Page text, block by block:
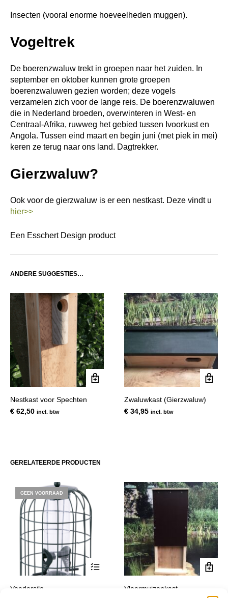
Insecten (vooral enorme hoeveelheden muggen).
Vogeltrek
De boerenzwaluw trekt in groepen naar het zuiden. In
september en oktober kunnen grote groepen
boerenzwaluwen gezien worden; deze vogels
verzamelen zich voor de lange reis. De boerenzwaluwen
die in Nederland broeden, overwinteren in West- en
Centraal-Afrika, ruwweg het gebied tussen Ivoorkust en
Angola. Tussen eind maart en begin juni (met piek in mei)
keren ze terug naar ons land. Dagtrekker.
Gierzwaluw?
Ook voor de gierzwaluw is er een nestkast. Deze vindt u
hier>>
Een Esschert Design product
ANDERE SUGGESTIES…
Nestkast voor Spechten
€ 62,50 incl. btw
Zwaluwkast (Gierzwaluw)
€ 34,95 incl. btw
GERELATEERDE PRODUCTEN
GEEN VOORRAAD
Voedersilo
Vleermuizenkast